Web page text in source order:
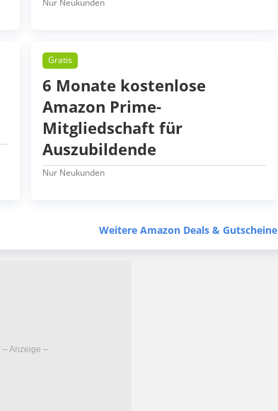
Nur Neukunden
Gratis
6 Monate kostenlose
Amazon Prime-
Mitgliedschaft für
Auszubildende
Nur Neukunden
Weitere Amazon Deals & Gutscheine